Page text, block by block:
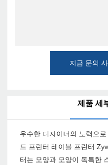
지금 문의
제품 세
우수한 디자이너의 노력으
드 프린터 레이블 프린터
터는 모양과 모양이 독특한